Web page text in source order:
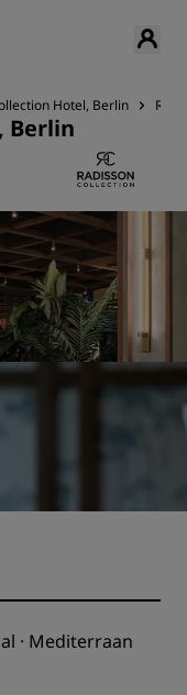
Hotel, Berlin
Berlin
· Mediterraan